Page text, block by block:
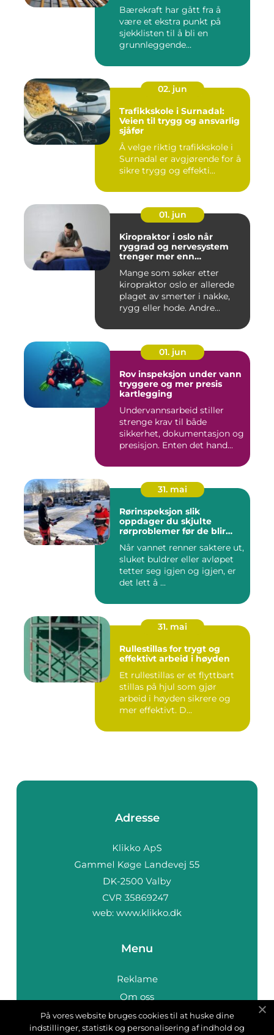
Bærekraft har gått fra å
være et ekstra punkt på
sjekklisten til å bli en
grunnleggende
02. jun
Trafikkskole i Surnadal:
Veien til trygg og ansvarlig
sjåfør
Å velge riktig trafikkskole i
Surnadal er avgjørende for å
sikre trygg og effekti...
01. jun
Kiropraktor i oslo når
ryggrad og nervesystem
trenger mer enn
Mange som søker etter
kiropraktor oslo er allerede
plaget av smerter i nakke,
rygg eller hode. Andre...
01. jun
Rov inspeksjon under vann
tryggere og mer presis
kartlegging
Undervannsarbeid stiller
strenge krav til både
sikkerhet, dokumentasjon og
presisjon. Enten det hand...
31. mai
Rørinspeksjon slik
oppdager du skjulte
rørproblemer før de blir
Når vannet renner saktere ut,
sluket buldrer eller avløpet
tetter seg igjen og igjen, er
det lett å ...
31. mai
Rullestillas for trygt og
effektivt arbeid i høyden
Et rullestillas er et flyttbart
stillas på hjul som gjør
arbeid i høyden sikrere og
mer effektivt. D...
Adresse
web: www.klikko.dk
Menu
Reklame
Om oss
Cookies
Kontakt Oss
På vores website bruges cookies til at huske dine
indstillinger, statistik og personalisering af indhold og